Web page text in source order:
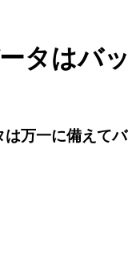
タはバ
万一に備えて